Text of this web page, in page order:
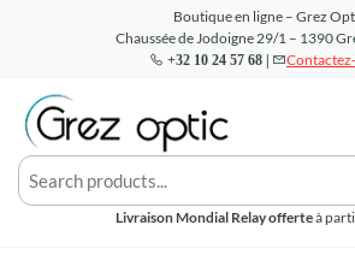
Boutique en ligne – Grez
Chaussée de Jodoigne 29/1 – 1390
+32 10 24 57 68 |
Grez
Optic –
Votre
Opticien
en ligne
Livraison Mondial Relay offerteà